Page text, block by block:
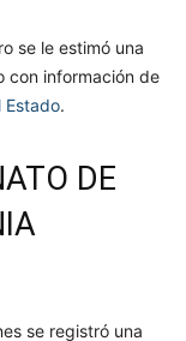
se le estimó una
con información de
Estado.
DE
se registró una